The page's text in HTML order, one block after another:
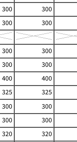
300 300
300 300
300 300
300 300
400 400
325 325
300 300
300 300
320 320